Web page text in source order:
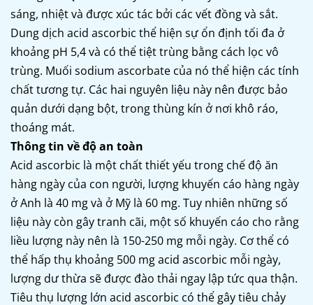
sáng, nhiệt và được xúc tác bởi các vết đồng và sắt.
Dung dịch acid ascorbic thể hiện sự ổn định tối đa ở
khoảng pH 5,4 và có thể tiệt trùng bằng cách lọc vô
trùng. Muối sodium ascorbate của nó thể hiện các tính
chất tương tự. Các hai nguyên liệu này nên được bảo
quản dưới dạng bột, trong thùng kín ở nơi khô ráo,
thoáng mát.
Thông tin về độ an toàn
Acid ascorbic là một chất thiết yếu trong chế độ ăn
hàng ngày của con người, lượng khuyến cáo hàng ngày
ở Anh là 40 mg và ở Mỹ là 60 mg. Tuy nhiên những số
liệu này còn gây tranh cãi, một số khuyến cáo cho rằng
liều lượng này nên là 150-250 mg mỗi ngày. Cơ thể có
thể hấp thụ khoảng 500 mg acid ascorbic mỗi ngày,
lượng dư thừa sẽ được đào thải ngay lập tức qua thận.
Tiêu thụ lượng lớn acid ascorbic có thể gây tiêu chảy